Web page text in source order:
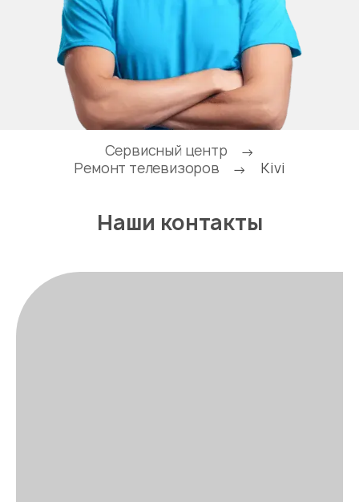
Сервисный центр
→
Ремонт телевизоров
→ Kivi
Наши контакты